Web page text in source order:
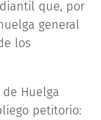
que, por
general
los
Huelga
petitorio: